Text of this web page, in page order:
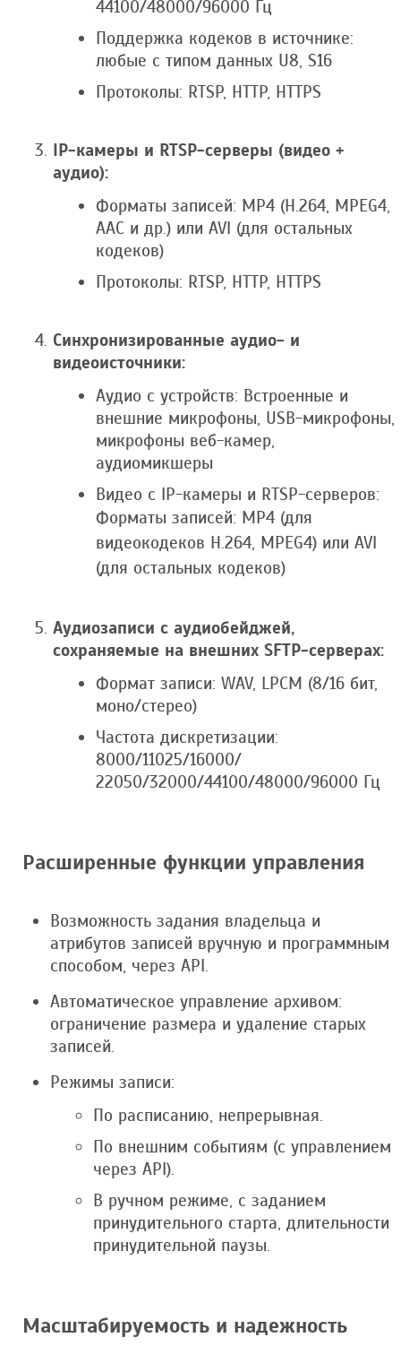
44100/48000/96000 Гц
Поддержка кодеков в источнике:
любые с типом данных U8, S16
Протоколы: RTSP, HTTP, HTTPS
IP-камеры и RTSP-серверы (видео +
аудио):
Форматы записей: MP4 (H.264, MPEG4,
AAC и др.) или AVI (для остальных
кодеков)
Протоколы: RTSP, HTTP, HTTPS
Синхронизированные аудио- и
видеоисточники:
Аудио с устройств: Встроенные и
внешние микрофоны, USB-микрофоны,
микрофоны веб-камер,
аудиомикшеры
Видео с IP-камеры и RTSP-серверов:
Форматы записей: MP4 (для
видеокодеков H.264, MPEG4) или AVI
(для остальных кодеков)
Аудиозаписи с аудиобейджей,
сохраняемые на внешних SFTP-серверах:
Формат записи: WAV, LPCM (8/16 бит,
моно/стерео)
Частота дискретизации:
8000/11025/16000/
22050/32000/44100/48000/96000 Гц
Расширенные функции управления
Возможность задания владельца и
атрибутов записей вручную и программным
способом, через API.
Автоматическое управление архивом:
ограничение размера и удаление старых
записей.
Режимы записи:
По расписанию, непрерывная.
По внешним событиям (с управлением
через API).
В ручном режиме, с заданием
принудительного старта, длительности
принудительной паузы.
Масштабируемость и надежность